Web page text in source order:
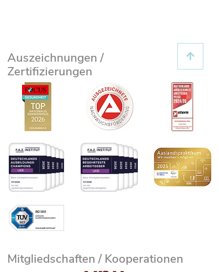
Auszeichnungen /
Zertifizierungen
Mitgliedschaften / Kooperationen